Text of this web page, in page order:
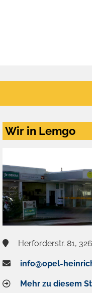
Wir in Lemgo
Herforderstr. 81,
info@opel-
Mehr zu diesem